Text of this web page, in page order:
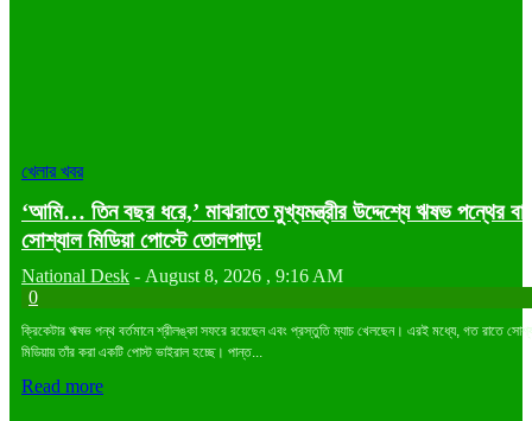
খেলার খবর
‘আমি… তিন বছর ধরে,’ মাঝরাতে মুখ্যমন্ত্রীর উদ্দেশ্যে ঋষভ পন্থের
সোশ্যাল মিডিয়া পোস্টে তোলপাড়!
National Desk - August 8, 2026 , 9:16 AM
0
ক্রিকেটার ঋষভ পন্থ বর্তমানে শ্রীলঙ্কা সফরে রয়েছেন এবং প্রস্তুতি ম্যাচ খেলছেন। এরই মধ্যে, গত রাতে
মিডিয়ায় তাঁর করা একটি পোস্ট ভাইরাল হচ্ছে। পান্ত...
Read more